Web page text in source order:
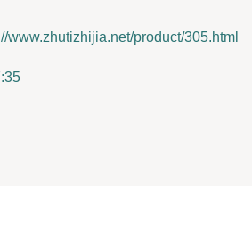
www.zhutizhijia.net/product/305.html